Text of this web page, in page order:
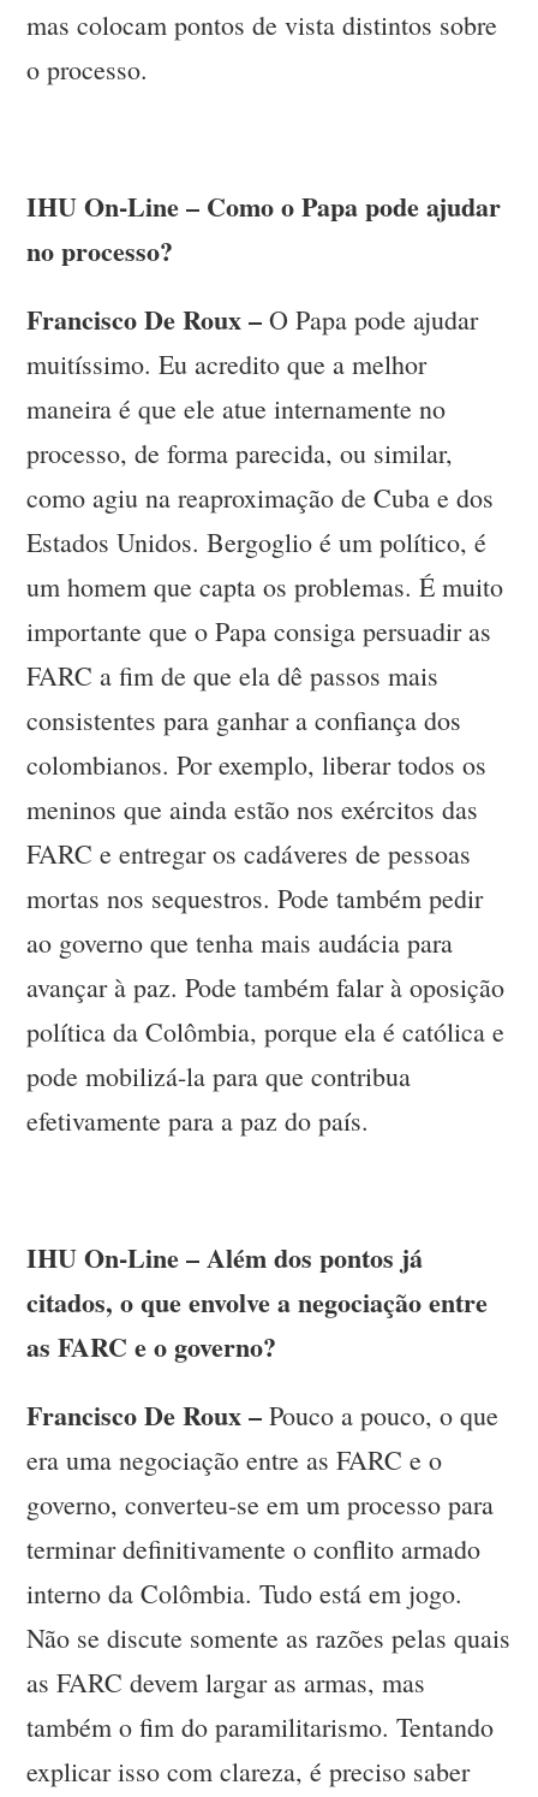
mas colocam pontos de vista distintos sobre
o processo.
IHU On-Line – Como o Papa pode ajudar
no processo?
Francisco De Roux – O Papa pode ajudar
muitíssimo. Eu acredito que a melhor
maneira é que ele atue internamente no
processo, de forma parecida, ou similar,
como agiu na reaproximação de Cuba e dos
Estados Unidos. Bergoglio é um político, é
um homem que capta os problemas. É muito
importante que o Papa consiga persuadir as
FARC a fim de que ela dê passos mais
consistentes para ganhar a confiança dos
colombianos. Por exemplo, liberar todos os
meninos que ainda estão nos exércitos das
FARC e entregar os cadáveres de pessoas
mortas nos sequestros. Pode também pedir
ao governo que tenha mais audácia para
avançar à paz. Pode também falar à oposição
política da Colômbia, porque ela é católica e
pode mobilizá-la para que contribua
efetivamente para a paz do país.
IHU On-Line – Além dos pontos já
citados, o que envolve a negociação entre
as FARC e o governo?
Francisco De Roux – Pouco a pouco, o que
era uma negociação entre as FARC e o
governo, converteu-se em um processo para
terminar definitivamente o conflito armado
interno da Colômbia. Tudo está em jogo.
Não se discute somente as razões pelas quais
as FARC devem largar as armas, mas
também o fim do paramilitarismo. Tentando
explicar isso com clareza, é preciso saber